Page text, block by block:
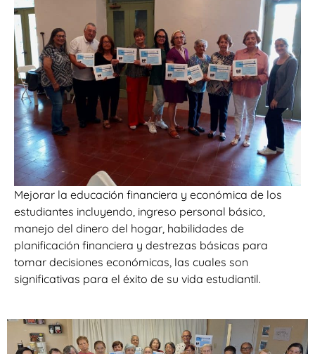
Mejorar la educación financiera y económica de los
estudiantes incluyendo, ingreso personal básico,
manejo del dinero del hogar, habilidades de
planificación financiera y destrezas básicas para
tomar decisiones económicas, las cuales son
significativas para el éxito de su vida estudiantil.